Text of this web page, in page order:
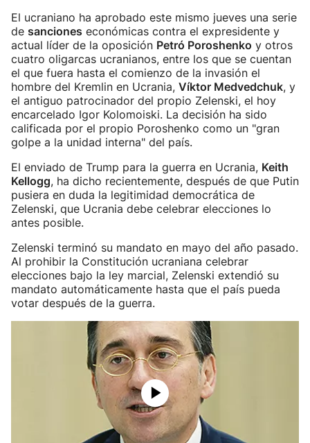
El ucraniano ha aprobado este mismo jueves una serie
de sanciones económicas contra el expresidente y
actual líder de la oposición Petró Poroshenko y otros
cuatro oligarcas ucranianos, entre los que se cuentan
el que fuera hasta el comienzo de la invasión el
hombre del Kremlin en Ucrania, Víktor Medvedchuk, y
el antiguo patrocinador del propio Zelenski, el hoy
encarcelado Igor Kolomoiski. La decisión ha sido
calificada por el propio Poroshenko como un "gran
golpe a la unidad interna" del país.
El enviado de Trump para la guerra en Ucrania, Keith
Kellogg, ha dicho recientemente, después de que Putin
pusiera en duda la legitimidad democrática de
Zelenski, que Ucrania debe celebrar elecciones lo
antes posible.
Zelenski terminó su mandato en mayo del año pasado.
Al prohibir la Constitución ucraniana celebrar
elecciones bajo la ley marcial, Zelenski extendió su
mandato automáticamente hasta que el país pueda
votar después de la guerra.